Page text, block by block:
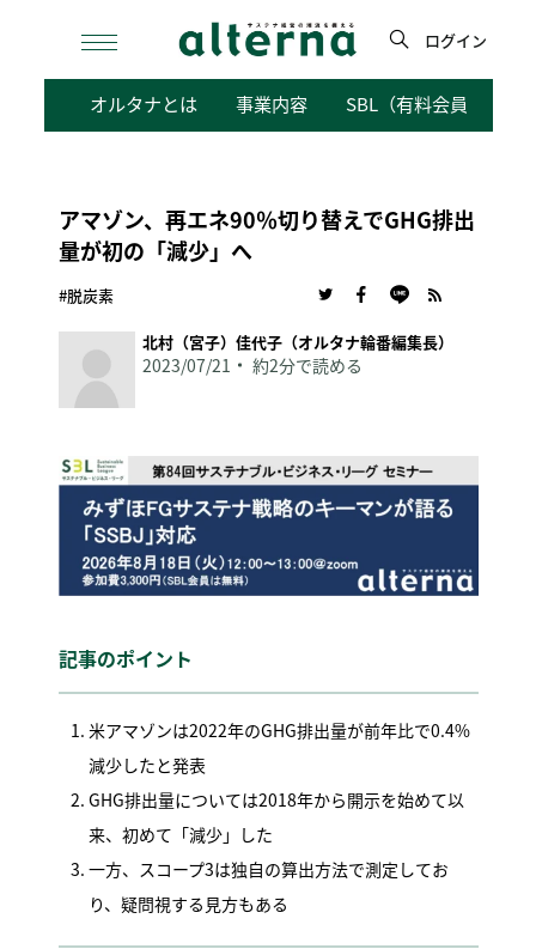
検
ログイン
オルタナとは 事業内容 SBL（有料会員向けサ
アマゾン、再エネ90％切り替えでGHG排出
量が初の「減少」へ
#脱炭素
北村（宮子）佳代子（オルタナ輪番編集長）
2023/07/21 約2分で読める
記事のポイント
米アマゾンは2022年のGHG排出量が前年比で0.4%
減少したと発表
GHG排出量については2018年から開示を始めて以
来、初めて「減少」した
一方、スコープ3は独自の算出方法で測定してお
り、疑問視する見方もある